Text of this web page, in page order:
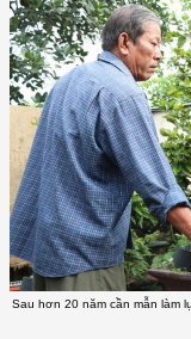
Sau hơn 20 năm cần mẫn làm